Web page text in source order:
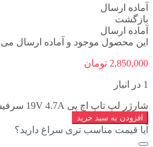
آماده ارسال
بازگشت
آماده ارسال
این محصول موجود و آماده ارسال می
2,850,000 تومان
1 در انبار
شارژر لپ تاپ اچ پی 19V 4.7A سرفیش بزرگ عدد
افزودن به سبد خرید
آیا قیمت مناسب تری سراغ دارید؟